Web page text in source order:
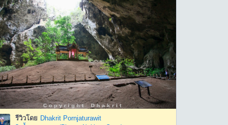
รีวิวโดย Dhakrit Pornjaturawit